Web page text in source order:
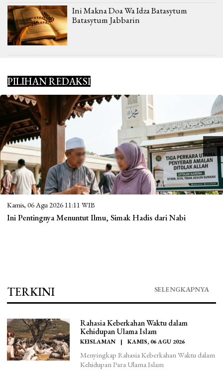
Ini Makna Doa Wa Idza Batasytum
Batasytum Jabbarin
PILIHAN REDAKSI
Kamis, 06 Agu 2026 11:11 WIB
Ini Pentingnya Menuntut Ilmu, Simak Hadis dari Nabi
TERKINI SELENGKAPNYA
Rahasia Keberkahan Waktu dalam
Kehidupan Ulama Islam
KEISLAMAN | KAMIS, 06 AGU 2026
Menyingkap Rahasia Keberkahan Waktu dalam
Kehidupan Para Ulama Islam